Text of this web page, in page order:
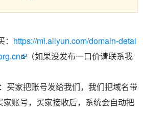
https://mi.aliyun.com/domain-detai
（如果没发布一口价请联系我
买家把账号发给我们，我们把域名带
家账号，买家接收后，系统会自动把